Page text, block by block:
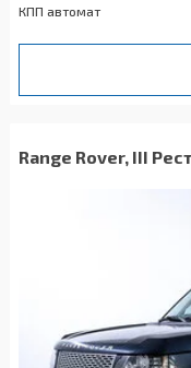
КПП автомат
Range Rover, III